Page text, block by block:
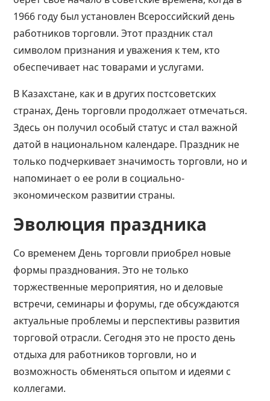
1966 году был установлен Всероссийский день
работников торговли. Этот праздник стал
символом признания и уважения к тем, кто
обеспечивает нас товарами и услугами.
В Казахстане, как и в других постсоветских
странах, День торговли продолжает отмечаться.
Здесь он получил особый статус и стал важной
датой в национальном календаре. Праздник не
только подчеркивает значимость торговли, но и
напоминает о ее роли в социально-
экономическом развитии страны.
Эволюция праздника
Со временем День торговли приобрел новые
формы празднования. Это не только
торжественные мероприятия, но и деловые
встречи, семинары и форумы, где обсуждаются
актуальные проблемы и перспективы развития
торговой отрасли. Сегодня это не просто день
отдыха для работников торговли, но и
возможность обменяться опытом и идеями с
коллегами.